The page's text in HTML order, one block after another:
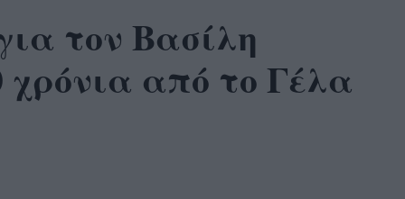
τον Βασίλη
από το Γέλα